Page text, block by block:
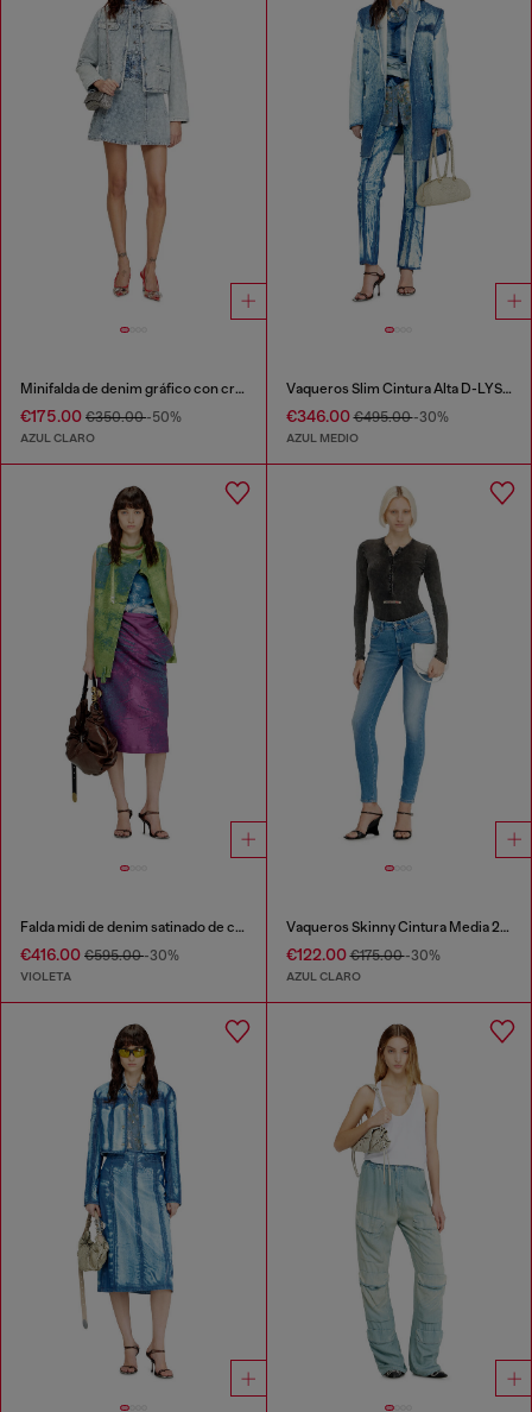
Minifalda de denim gráfico con cristales
€175.00 €350.00-50%
AZUL CLARO
Vaqueros Slim Cintura Alta D-LYSAR
€346.00€495.00-30%
AZUL MEDIO
Falda midi de denim satinado de color
€416.00 €595.00-30%
VIOLETA
Vaqueros Skinny Cintura Media 2017 Slandy
€122.00€175.00-30%
AZUL CLARO